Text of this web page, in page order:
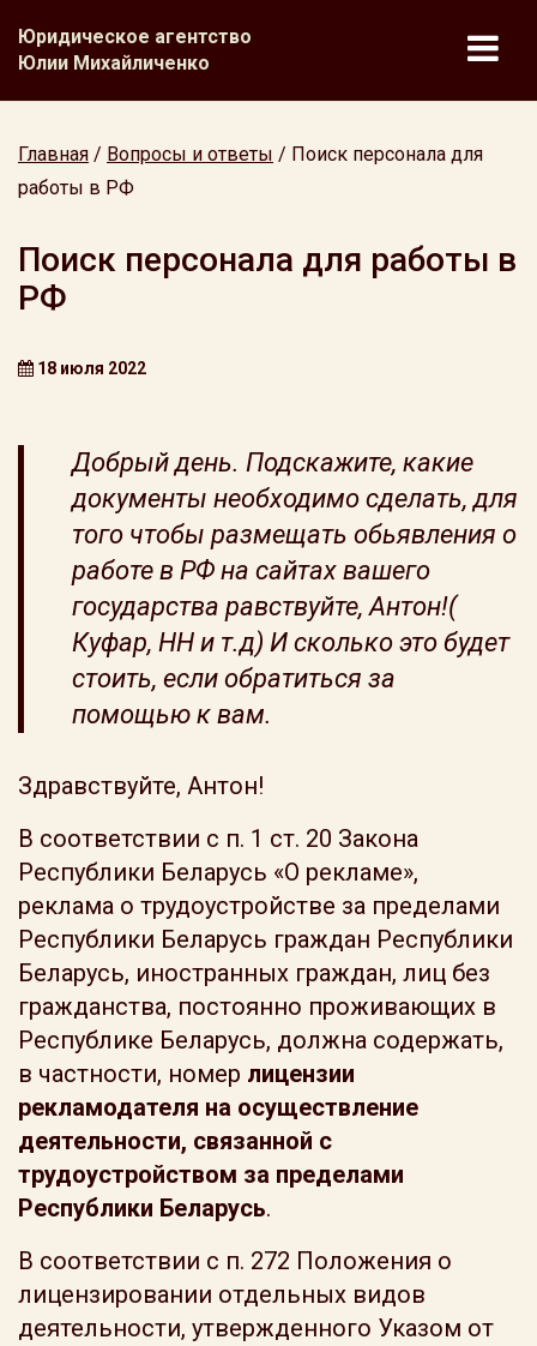
Юридическое агентство
Юлии Михайличенко
Главная / Вопросы и ответы / Поиск персонала для
работы в РФ
Поиск персонала для работы в
РФ
18 июля 2022
Добрый день. Подскажите, какие
документы необходимо сделать, для
того чтобы размещать обьявления о
работе в РФ на сайтах вашего
государства равствуйте, Антон!(
Куфар, HH и т.д) И сколько это будет
стоить, если обратиться за
помощью к вам.
Здравствуйте, Антон!
В соответствии с п. 1 ст. 20 Закона
Республики Беларусь «О рекламе»,
реклама о трудоустройстве за пределами
Республики Беларусь граждан Республики
Беларусь, иностранных граждан, лиц без
гражданства, постоянно проживающих в
Республике Беларусь, должна содержать,
в частности, номер лицензии
рекламодателя на осуществление
деятельности, связанной с
трудоустройством за пределами
Республики Беларусь.
В соответствии с п. 272 Положения о
лицензировании отдельных видов
деятельности, утвержденного Указом от